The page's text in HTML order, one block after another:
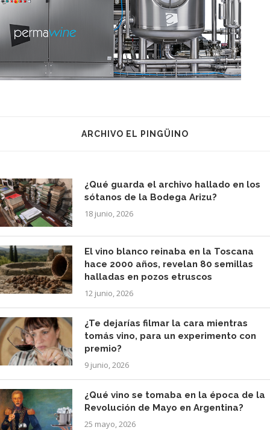
ARCHIVO EL PINGÜINO
¿Qué guarda el archivo hallado en los
sótanos de la Bodega Arizu?
18 junio, 2026
El vino blanco reinaba en la Toscana
hace 2000 años, revelan 80 semillas
halladas en pozos etruscos
12 junio, 2026
¿Te dejarías filmar la cara mientras
tomás vino, para un experimento con
premio?
9 junio, 2026
¿Qué vino se tomaba en la época de la
Revolución de Mayo en Argentina?
25 mayo, 2026